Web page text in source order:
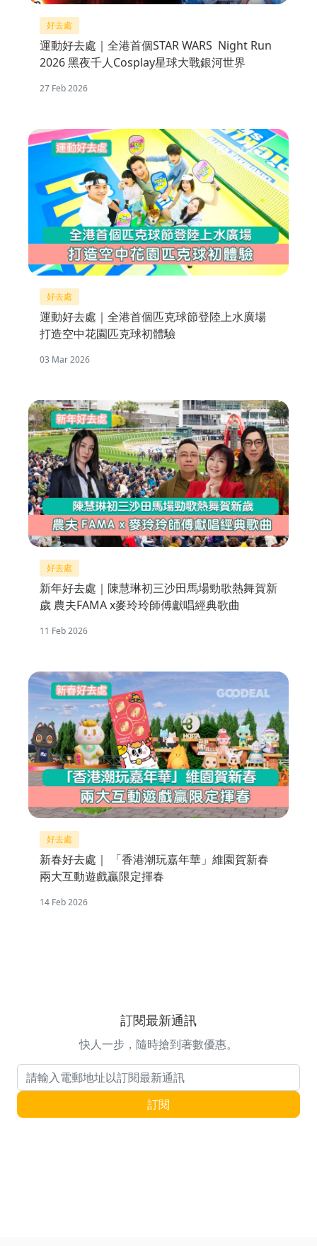
好去處
運動好去處｜全港首個STAR WARS Night Run
2026 黑夜千人Cosplay星球大戰銀河世界
27 Feb 2026
好去處
運動好去處｜全港首個匹克球節登陸上水廣場
打造空中花園匹克球初體驗
03 Mar 2026
好去處
新年好去處｜陳慧琳初三沙田馬場勁歌熱舞賀新
歲 農夫FAMA x麥玲玲師傅獻唱經典歌曲
11 Feb 2026
好去處
新春好去處｜ 「香港潮玩嘉年華」維園賀新春
兩大互動遊戲贏限定揮春
14 Feb 2026
訂閱最新通訊
快人一步，隨時搶到著數優惠。
電郵地址 訂閱